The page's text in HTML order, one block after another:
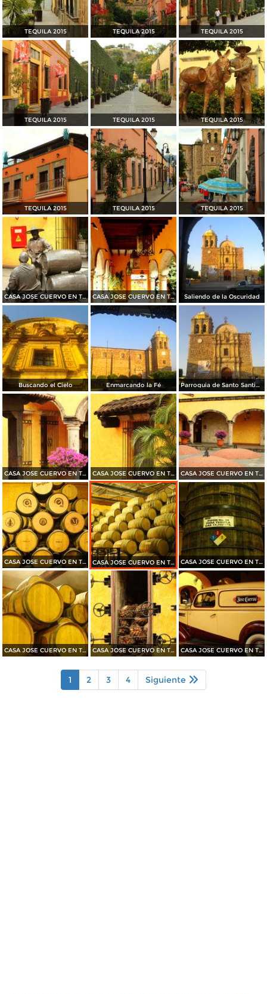
TEQUILA 2015 TEQUILA 2015 TEQUILA 2015
TEQUILA 2015 TEQUILA 2015 TEQUILA 2015
TEQUILA 2015 TEQUILA 2015 TEQUILA 2015
CASA JOSE CUERVO EN TEQUILA 2015 CASA JOSE CUERVO EN TEQUILA 2015 Saliendo de la Oscuridad
Buscando el Cielo Enmarcando la Fé Parroquia de Santo Santiago Apóstol
CASA JOSE CUERVO EN TEQUILA 2015 CASA JOSE CUERVO EN TEQUILA 2015 CASA JOSE CUERVO EN TEQUILA 2015
CASA JOSE CUERVO EN TEQUILA 2015 CASA JOSE CUERVO EN TEQUILA 2015 CASA JOSE CUERVO EN TEQUILA 2015
CASA JOSE CUERVO EN TEQUILA 2015 CASA JOSE CUERVO EN TEQUILA 2015 CASA JOSE CUERVO EN TEQUILA 2015
1 2 3 4 Siguiente